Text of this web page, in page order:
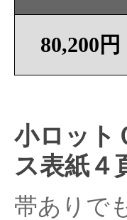
80,200円
小ロット
ス表紙４
帯ありで